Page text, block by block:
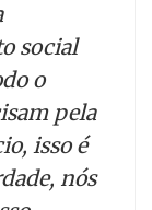
social
o
pela
isso é
nós